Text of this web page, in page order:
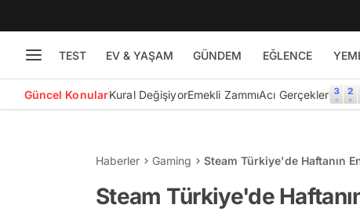
TEST EV & YAŞAM GÜNDEM EĞLENCE
Güncel KonularKural DeğişiyorEmekli ZammıAcı Gerçekler
Haberler Gaming Steam Türkiye'de Haftanın
Steam Türkiye'de